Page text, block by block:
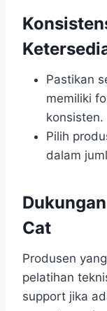
Pastikan
memiliki
konsisten.
Pilih
dalam
Cat
Produsen
pelatihan
support jika